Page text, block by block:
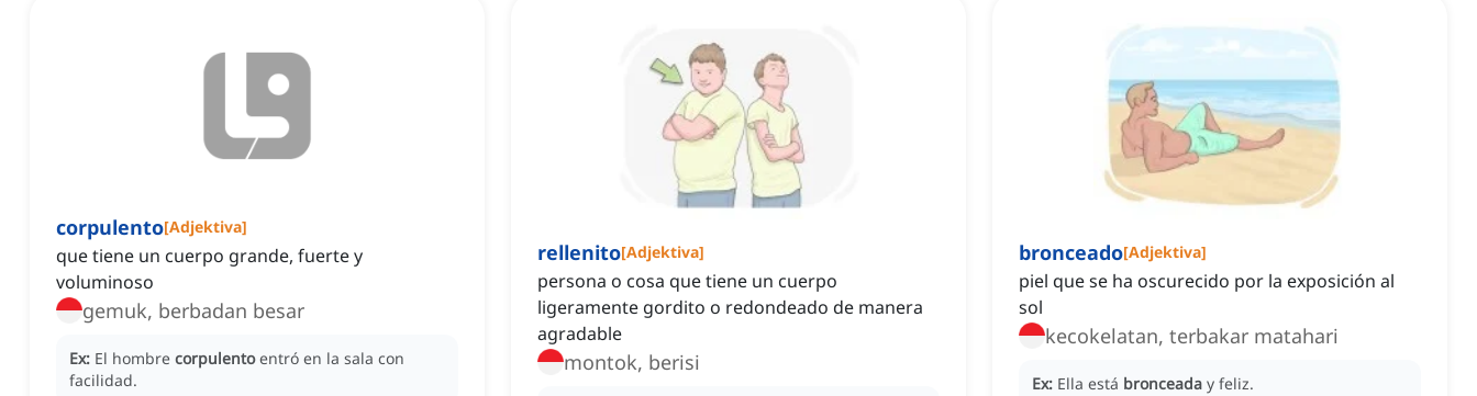
corpulento[Adjektiva]
que tiene un cuerpo grande, fuerte y
voluminoso
gemuk, berbadan besar
Ex: El hombre corpulento entró en la sala con
facilidad.
rellenito[Adjektiva]
persona o cosa que tiene un cuerpo
ligeramente gordito o redondeado de manera
agradable
montok, berisi
bronceado[Adjektiva]
piel que se ha oscurecido por la exposición al
sol
kecokelatan, terbakar matahari
Ex: Ella está bronceada y feliz.